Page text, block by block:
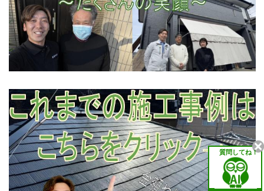
質問してね！